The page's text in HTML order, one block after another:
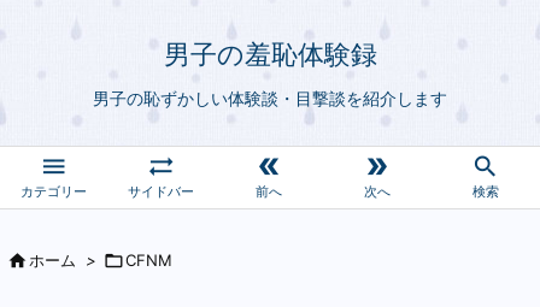
男子の羞恥体験録
男子の恥ずかしい体験談・目撃談を紹介します
 
サイドバー

前へ

次へ

検索
ホーム > CFNM